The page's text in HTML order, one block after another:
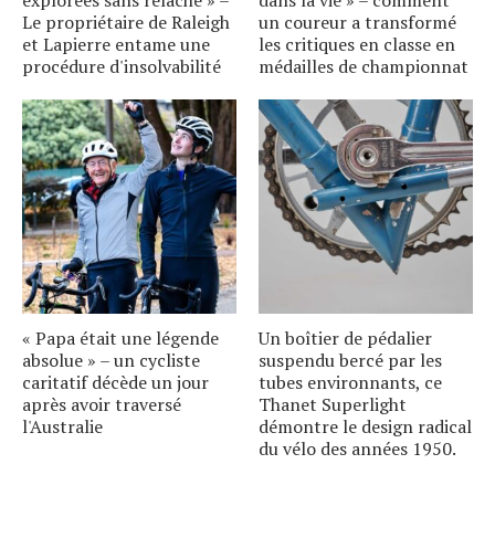
Le propriétaire de Raleigh
et Lapierre entame une
procédure d'insolvabilité
un coureur a transformé
les critiques en classe en
médailles de championnat
« Papa était une légende
absolue » – un cycliste
caritatif décède un jour
après avoir traversé
l'Australie
Un boîtier de pédalier
suspendu bercé par les
tubes environnants, ce
Thanet Superlight
démontre le design radical
du vélo des années 1950.